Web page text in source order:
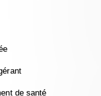
de santé